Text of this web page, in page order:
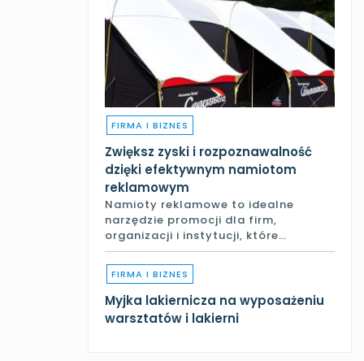
FIRMA I BIZNES
Zwiększ zyski i rozpoznawalność
dzięki efektywnym namiotom
reklamowym
Namioty reklamowe to idealne
narzędzie promocji dla firm,
organizacji i instytucji, które…
FIRMA I BIZNES
Myjka lakiernicza na wyposażeniu
warsztatów i lakierni